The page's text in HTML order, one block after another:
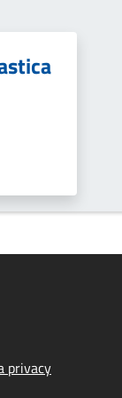
privacy